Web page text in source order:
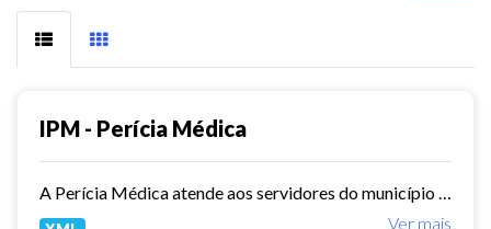
IPM - Perícia Médica
Ver mais